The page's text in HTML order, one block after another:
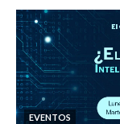
EVENTOS